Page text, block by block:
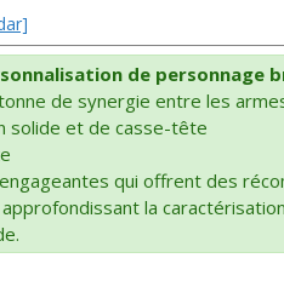
de personnage
de synergie entre les
solide et de casse-tête
qui offrent des
la